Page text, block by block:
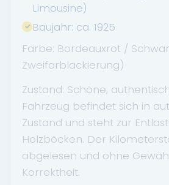
Limousine)
Baujahr: ca. 1925
Farbe: Bordeauxrot /
Zweifarblackierung)
Zustand: Schöne,
Fahrzeug befindet sich in
Zustand und steht zur
Holzböcken. Der
abgelesen und ohne
Korrektheit.